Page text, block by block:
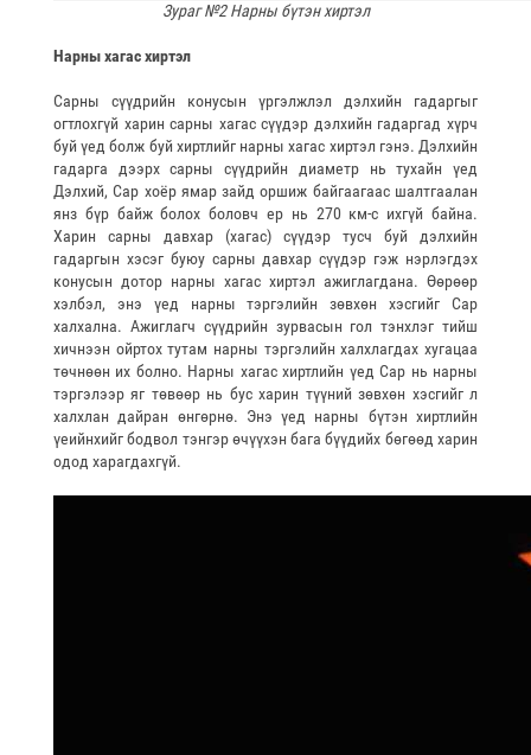
Зураг №2 Нарны бүтэн хиртэл
Нарны хагас хиртэл
Сарны сүүдрийн конусын үргэлжлэл дэлхийн гадаргыг
огтлохгүй харин сарны хагас сүүдэр дэлхийн гадаргад хүрч
буй үед болж буй хиртлийг нарны хагас хиртэл гэнэ. Дэлхийн
гадарга дээрх сарны сүүдрийн диаметр нь тухайн үед
Дэлхий, Сар хоёр ямар зайд оршиж байгаагаас шалтгаалан
янз бүр байж болох боловч ер нь 270 км-с ихгүй байна.
Харин сарны давхар (хагас) сүүдэр тусч буй дэлхийн
гадаргын хэсэг буюу сарны давхар сүүдэр гэж нэрлэгдэх
конусын дотор нарны хагас хиртэл ажиглагдана. Өөрөөр
хэлбэл, энэ үед нарны тэргэлийн зөвхөн хэсгийг Сар
халхална. Ажиглагч сүүдрийн зурвасын гол тэнхлэг тийш
хичнээн ойртох тутам нарны тэргэлийн халхлагдах хугацаа
төчнөөн их болно. Нарны хагас хиртлийн үед Сар нь нарны
тэргэлээр яг төвөөр нь бус харин түүний зөвхөн хэсгийг л
халхлан дайран өнгөрнө. Энэ үед нарны бүтэн хиртлийн
үеийнхийг бодвол тэнгэр өчүүхэн бага бүүдийх бөгөөд харин
одод харагдахгүй.